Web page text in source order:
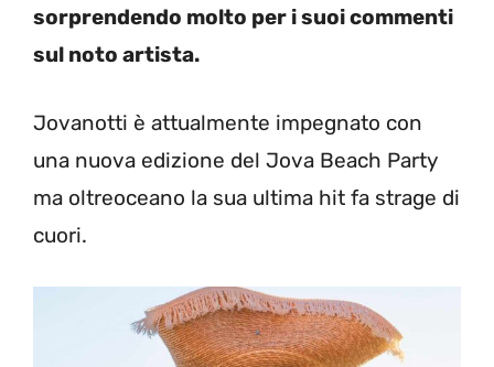
sorprendendo molto per i suoi commenti
sul noto artista.
Jovanotti è attualmente impegnato con
una nuova edizione del Jova Beach Party
ma oltreoceano la sua ultima hit fa strage di
cuori.